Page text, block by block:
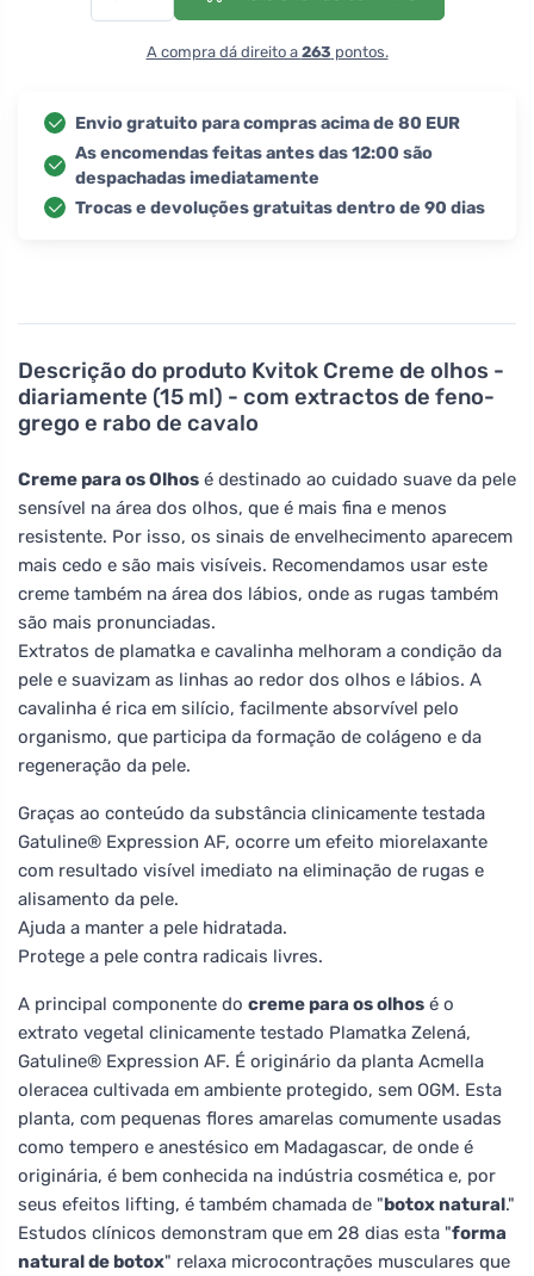
Descrição do produto Kvitok Creme de olhos -
diariamente (15 ml) - com extractos de feno-
grego e rabo de cavalo
Creme para os Olhos é destinado ao cuidado suave da pele
sensível na área dos olhos, que é mais fina e menos
resistente. Por isso, os sinais de envelhecimento aparecem
mais cedo e são mais visíveis. Recomendamos usar este
creme também na área dos lábios, onde as rugas também
são mais pronunciadas.
Extratos de plamatka e cavalinha melhoram a condição da
pele e suavizam as linhas ao redor dos olhos e lábios. A
cavalinha é rica em silício, facilmente absorvível pelo
organismo, que participa da formação de colágeno e da
regeneração da pele.
Graças ao conteúdo da substância clinicamente testada
Gatuline® Expression AF, ocorre um efeito miorelaxante
com resultado visível imediato na eliminação de rugas e
alisamento da pele.
Ajuda a manter a pele hidratada.
Protege a pele contra radicais livres.
A principal componente do creme para os olhos é o
extrato vegetal clinicamente testado Plamatka Zelená,
Gatuline® Expression AF. É originário da planta Acmella
oleracea cultivada em ambiente protegido, sem OGM. Esta
planta, com pequenas flores amarelas comumente usadas
como tempero e anestésico em Madagascar, de onde é
originária, é bem conhecida na indústria cosmética e, por
seus efeitos lifting, é também chamada de "botox natural."
Estudos clínicos demonstram que em 28 dias esta "forma
natural de botox" relaxa microcontrações musculares que
A compra dá direito a 263 pontos.
Envio gratuito para compras acima de 80 EUR
As encomendas feitas antes das 12:00 são
despachadas imediatamente
Trocas e devoluções gratuitas dentro de 90 dias